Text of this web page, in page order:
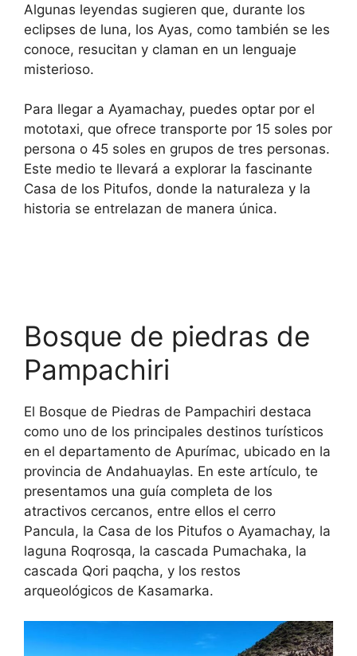
Algunas leyendas sugieren que, durante los
eclipses de luna, los Ayas, como también se les
conoce, resucitan y claman en un lenguaje
misterioso.
Para llegar a Ayamachay, puedes optar por el
mototaxi, que ofrece transporte por 15 soles por
persona o 45 soles en grupos de tres personas.
Este medio te llevará a explorar la fascinante
Casa de los Pitufos, donde la naturaleza y la
historia se entrelazan de manera única.
Bosque de piedras de
Pampachiri
El Bosque de Piedras de Pampachiri destaca
como uno de los principales destinos turísticos
en el departamento de Apurímac, ubicado en la
provincia de Andahuaylas. En este artículo, te
presentamos una guía completa de los
atractivos cercanos, entre ellos el cerro
Pancula, la Casa de los Pitufos o Ayamachay, la
laguna Roqrosqa, la cascada Pumachaka, la
cascada Qori paqcha, y los restos
arqueológicos de Kasamarka.